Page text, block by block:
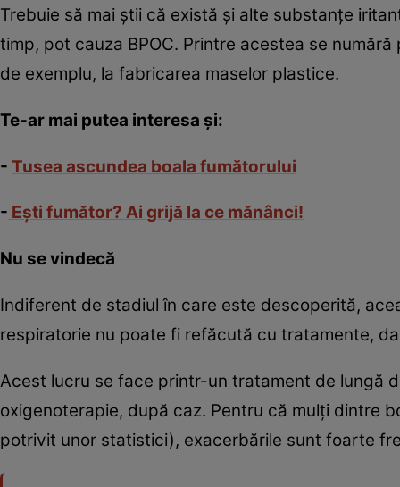
Trebuie să mai ştii că există şi alte substanţe
timp, pot cauza BPOC. Printre acestea se
de exemplu, la fabricarea maselor plastice.
Te-ar mai putea interesa şi:
- Tusea ascundea boala fumătorului
- Eşti fumător? Ai grijă la ce mănânci!
Nu se vindecă
Indiferent de stadiul în care este descoperită,
respiratorie nu poate fi refăcută cu tratamente,
Acest lucru se face printr-un tratament de lungă
oxigenoterapie, după caz. Pentru că mulţi dintre
potrivit unor statistici), exacerbările sunt foarte